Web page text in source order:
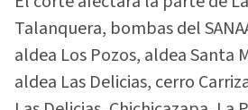
Talanquera, bombas del
aldea Los Pozos, aldea Santa
aldea Las Delicias, cerro